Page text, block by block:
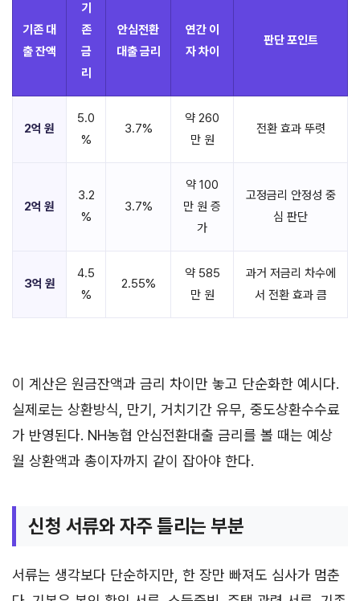
기존 대
출 잔액
기
존
금
리
안심전환
대출 금리
연간 이
자 차이
판단 포인트
2억 원
5.0
%
3.7%
약 260
만 원
전환 효과 뚜렷
2억 원
3.2
%
3.7%
약 100
만 원 증
가
고정금리 안정성 중
심 판단
3억 원
4.5
%
2.55%
약 585
만 원
과거 저금리 차수에
서 전환 효과 큼
이 계산은 원금잔액과 금리 차이만 놓고 단순화한 예시다.
실제로는 상환방식, 만기, 거치기간 유무, 중도상환수수료
가 반영된다. NH농협 안심전환대출 금리를 볼 때는 예상
월 상환액과 총이자까지 같이 잡아야 한다.
신청 서류와 자주 틀리는 부분
서류는 생각보다 단순하지만, 한 장만 빠져도 심사가 멈춘